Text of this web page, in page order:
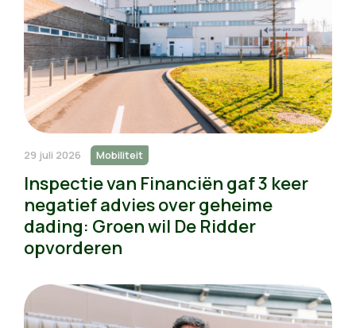
29 juli 2026 Mobiliteit
Inspectie van Financiën gaf 3 keer
negatief advies over geheime
dading: Groen wil De Ridder
opvorderen